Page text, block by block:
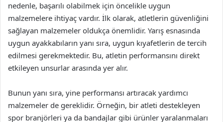
nedenle, başarılı olabilmek için öncelikle uygun
malzemelere ihtiyaç vardır. İlk olarak, atletlerin güvenliğini
sağlayan malzemeler oldukça önemlidir. Yarış esnasında
uygun ayakkabıların yanı sıra, uygun kıyafetlerin de tercih
edilmesi gerekmektedir. Bu, atletin performansını direkt
etkileyen unsurlar arasında yer alır.
Bunun yanı sıra, yine performansı artıracak yardımcı
malzemeler de gereklidir. Örneğin, bir atleti destekleyen
spor branjörleri ya da bandajlar gibi ürünler yaralanmaları